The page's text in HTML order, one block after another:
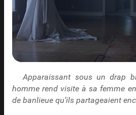
Apparaissant sous un drap
homme rend visite à sa femme
de banlieue qu’ils partageaient